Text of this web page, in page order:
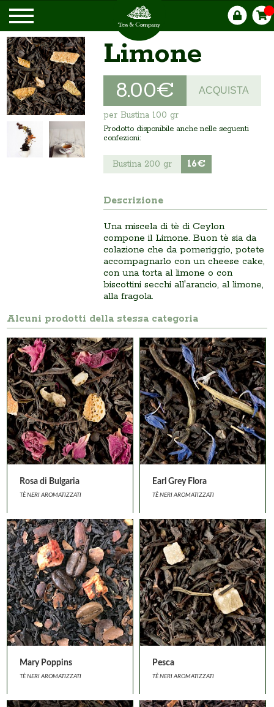
Limone
8.00€ ACQUISTA
per Bustina 100 gr
Prodotto disponibile anche nelle seguenti
confezioni:
Bustina 200 gr 16€
Descrizione
Una miscela di tè di Ceylon
compone il Limone. Buon tè sia da
colazione che da pomeriggio, potete
accompagnarlo con un cheese cake,
con una torta al limone o con
biscottini secchi all'arancio, al limone,
alla fragola.
Alcuni prodotti della stessa categoria
Rosa di Bulgaria
TÈ NERI AROMATIZZATI
Earl Grey Flora
TÈ NERI AROMATIZZATI
Mary Poppins
TÈ NERI AROMATIZZATI
Pesca
TÈ NERI AROMATIZZATI